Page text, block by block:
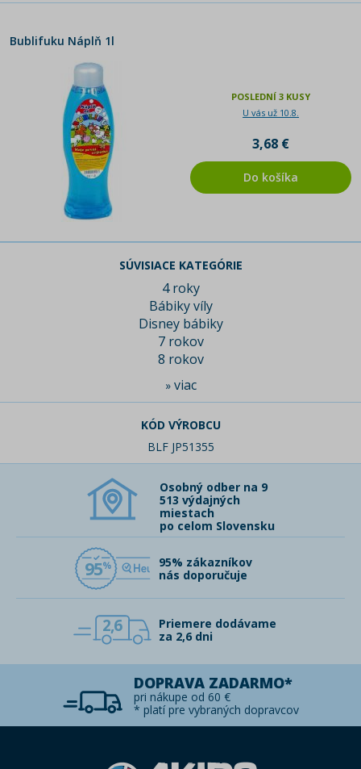
Bublifuku Náplň 1l
POSLEDNÍ 3 KUSY
U vás už 10.8.
3,68 €
Do košíka
SÚVISIACE KATEGÓRIE
4 roky
Bábiky víly
Disney bábiky
7 rokov
8 rokov
» viac
KÓD VÝROBCU
BLF JP51355
Osobný odber na 9
513 výdajných
miestach
po celom Slovensku
95
95% zákazníkov
nás doporučuje
2,6
Priemere dodávame
za 2,6 dni
DOPRAVA ZADARMO*
pri nákupe od 60 €
* platí pre vybraných dopravcov